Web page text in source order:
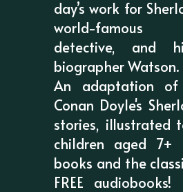
day’s work for
world-famous
detective, and
biographer Watson.
An adaptation
Conan Doyle's
stories, illustrated
children aged 7+
books and the
FREE